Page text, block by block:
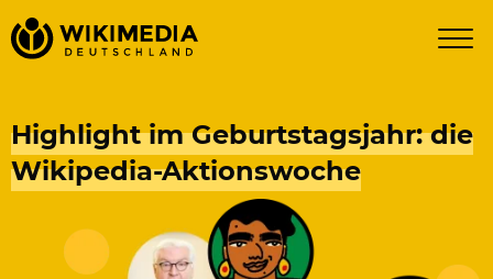
Highlight im Geburtstagsjahr: die
Wikipedia-Aktionswoche